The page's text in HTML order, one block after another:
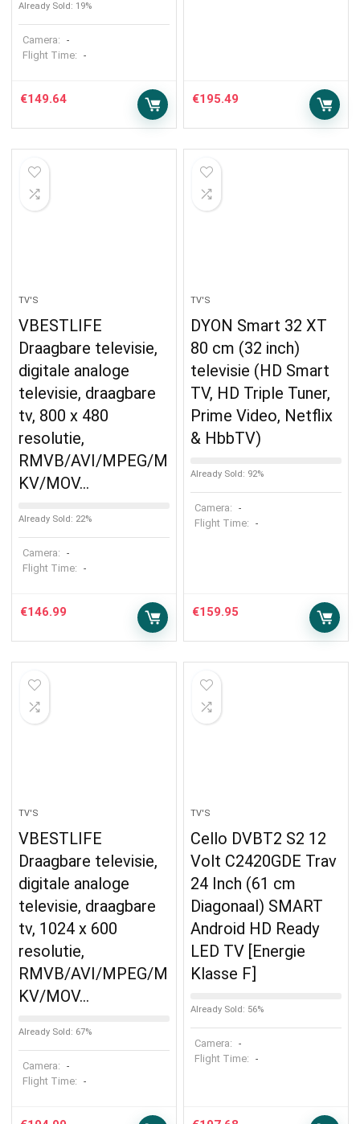
Already Sold: 19%
Camera: -
Flight Time: -
€149.64 €195.49
TV'S
VBESTLIFE
Draagbare televisie,
digitale analoge
televisie, draagbare
tv, 800 x 480
resolutie,
RMVB/AVI/MPEG/M
KV/MOV…
Already Sold: 22%
Camera: -
Flight Time: -
€146.99
TV'S
DYON Smart 32 XT
80 cm (32 inch)
televisie (HD Smart
TV, HD Triple Tuner,
Prime Video, Netflix
& HbbTV)
Already Sold: 92%
Camera: -
Flight Time: -
€159.95
TV'S
VBESTLIFE
Draagbare televisie,
digitale analoge
televisie, draagbare
tv, 1024 x 600
resolutie,
RMVB/AVI/MPEG/M
KV/MOV…
Already Sold: 67%
Camera: -
Flight Time: -
TV'S
Cello DVBT2 S2 12
Volt C2420GDE Trav
24 Inch (61 cm
Diagonaal) SMART
Android HD Ready
LED TV [Energie
Klasse F]
Already Sold: 56%
Camera: -
Flight Time: -